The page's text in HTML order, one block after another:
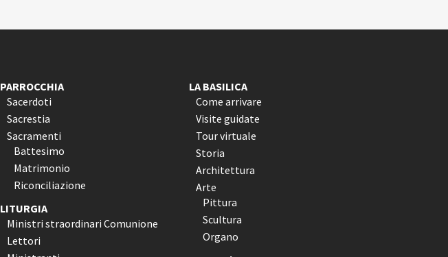
PARROCCHIA
Sacerdoti
Sacrestia
Sacramenti
Battesimo
Matrimonio
Riconciliazione
LITURGIA
Ministri straordinari Comunione
Lettori
LA BASILICA
Come arrivare
Visite guidate
Tour virtuale
Storia
Architettura
Arte
Pittura
Scultura
Organo